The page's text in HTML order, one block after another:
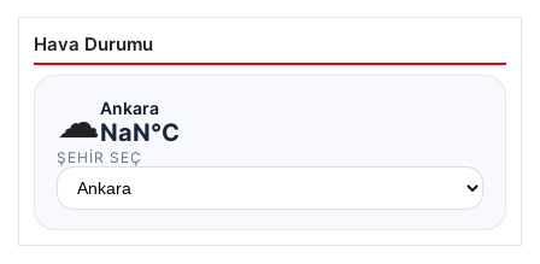
Hava Durumu
☁Ankara
NaN°C
ŞEHIR SEÇ